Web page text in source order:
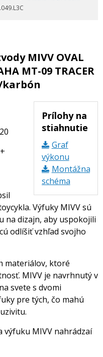
MIVV OVAL
MT-09 TRACER
karbón
Prílohy na
stiahnutie
Graf
výkonu
Montážna
schéma
Výfuky MIVV sú
na dizajn, aby uspokojili
odlíšiť vzhľad svojho
materiálov, ktoré
MIVV je navrhnutý v
svete s dvomi
pre tých, čo mahú
výfuku MIVV nahrádzaí